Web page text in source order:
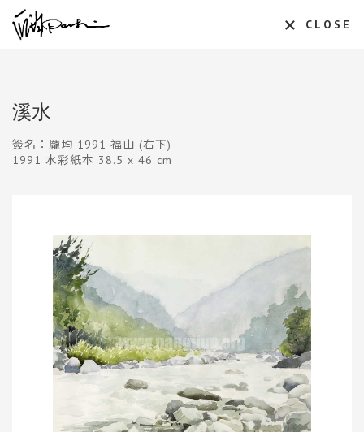
CLOSE
溪水
簽名：龎均 1991 福山 (右下)
1991 水彩紙本 38.5 x 46 cm